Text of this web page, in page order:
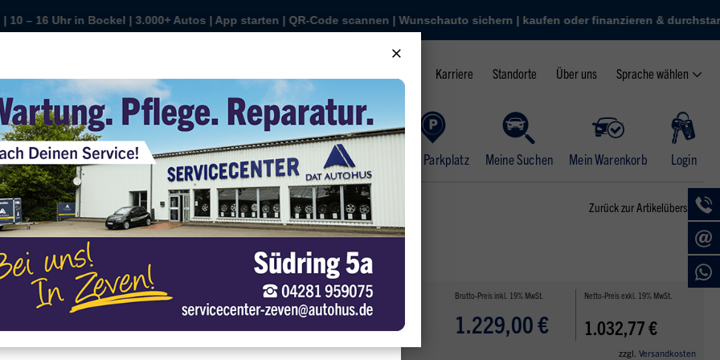
starten | QR-Code scannen | Wunschauto sichern | kaufen oder finanzieren & durchstarten
in Bockel | 3.000+ Autos | App starten | QR-Code scannen | Wunschauto sichern | kaufen oder finanzieren & durchstarten
ist Auto-Tag | 10 – 16 Uhr in Bockel | 3.000+ Autos | App starten | QR-Code scannen | Wunschauto sichern | kaufen oder
Sonntag ist Auto-Tag | 10 – 16 Uhr in Bockel | 3.000+ Autos | App starten | QR-Code scannen |
Karriere Standorte Über uns Sprache wählen
Mein Parkplatz Meine Suchen Mein Warenkorb Login
Zurück zur Artikelübersicht
Brutto-Preis inkl. 19% MwSt.
1.229,00 €
Netto-Preis exkl. 19% MwSt.
1.032,77 €
zzgl. Versandkosten
verwenden Cookies
können diese zur Analyse unserer Besucherdaten platzieren, um unsere
zu verbessern, personalisierte Inhalte anzuzeigen und Ihnen ein
Website-Erlebnis zu bieten. Für weitere Informationen zu den von
verwendeten Cookies öffnen Sie die Einstellungen.
Einstellungen
Datenschutz Impressum